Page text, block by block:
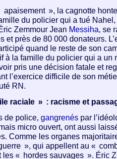
apaisement », la cagnotte
du policier qui a tué
Zemmour Jean Messiha, se
et près de 80 000 donateurs.
quand le reste de son
à la famille du policier qui a un
pris une décision fatale et
l’exercice difficile de son
RN.
raciale » : racisme et
de police,gangrenés par
micro ouvert, ont aussi
Comme les organes
», qui appellent au «
« hordes sauvages ». Éric